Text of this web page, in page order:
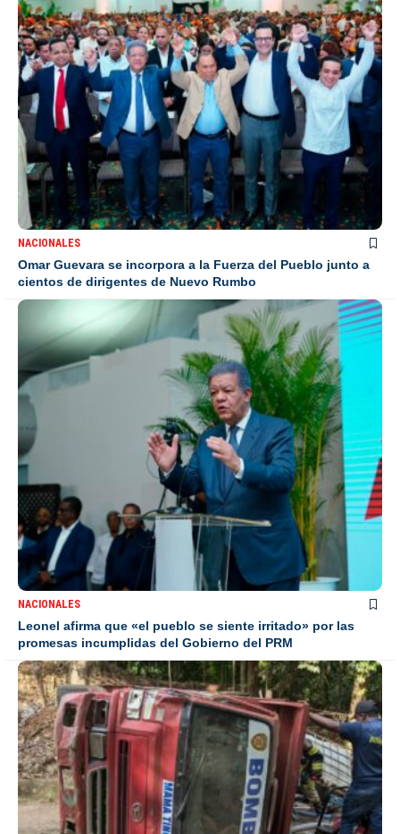
NACIONALES
Omar Guevara se incorpora a la Fuerza del Pueblo junto a
cientos de dirigentes de Nuevo Rumbo
NACIONALES
Leonel afirma que «el pueblo se siente irritado» por las
promesas incumplidas del Gobierno del PRM